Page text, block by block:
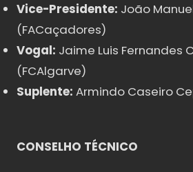
Vice-Presidente: João
(FACaçadores)
Vogal: Jaime Luis Fernandes
(FCAlgarve)
Suplente: Armindo Caseiro
CONSELHO TÉCNICO